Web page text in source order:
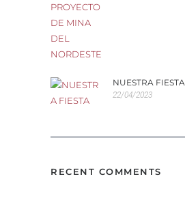
NUESTRA FIESTA
22/04/2023
RECENT COMMENTS